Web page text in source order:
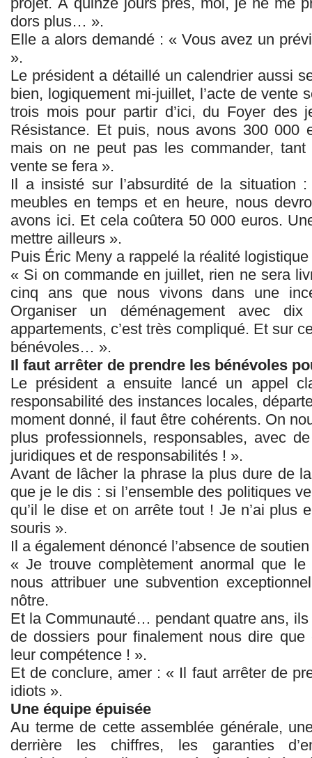
dors plus… ».
Elle a alors demandé : « Vous avez un
».
Le président a détaillé un calendrier aussi
bien, logiquement mi-juillet, l’acte de vente
trois mois pour partir d’ici, du Foyer des
Résistance. Et puis, nous avons 300 000
mais on ne peut pas les commander, tant
vente se fera ».
Il a insisté sur l’absurdité de la situation
meubles en temps et en heure, nous
avons ici. Et cela coûtera 50 000 euros.
mettre ailleurs ».
Puis Éric Meny a rappelé la réalité logistique
« Si on commande en juillet, rien ne sera
cinq ans que nous vivons dans une
Organiser un déménagement avec
appartements, c’est très compliqué. Et sur
bénévoles… ».
Il faut arrêter de prendre les bénévoles
Le président a ensuite lancé un appel
responsabilité des instances locales,
moment donné, il faut être cohérents. On
plus professionnels, responsables, avec
juridiques et de responsabilités ! ».
Avant de lâcher la phrase la plus dure de
que je le dis : si l’ensemble des politiques
qu’il le dise et on arrête tout ! Je n’ai plus
souris ».
Il a également dénoncé l’absence de
« Je trouve complètement anormal que
nous attribuer une subvention
nôtre.
Et la Communauté… pendant quatre ans,
de dossiers pour finalement nous dire
leur compétence ! ».
Et de conclure, amer : « Il faut arrêter de
idiots ».
Une équipe épuisée
Au terme de cette assemblée générale,
derrière les chiffres, les garanties